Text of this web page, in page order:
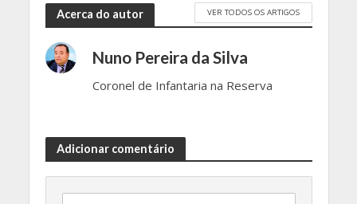
Acerca do autor VER TODOS OS ARTIGOS
Nuno Pereira da Silva
Coronel de Infantaria na Reserva
Adicionar comentário